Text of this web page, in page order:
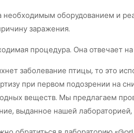
оборудованием и
заражения.
процедура. Она отвечает
заболевание птицы, то это
при первом подозрении на
веществ. Мы предлагаем
выданное нашей